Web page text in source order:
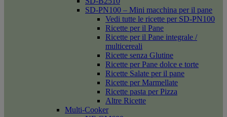
SD-PN100 – Mini macchina per il pane
Vedi tutte le ricette per SD-PN100
Ricette per il Pane
Ricette per il Pane integrale /
multicereali
Ricette senza Glutine
Ricette per Pane dolce e torte
Ricette Salate per il pane
Ricette per Marmellate
Ricette pasta per Pizza
Altre Ricette
Multi-Cooker